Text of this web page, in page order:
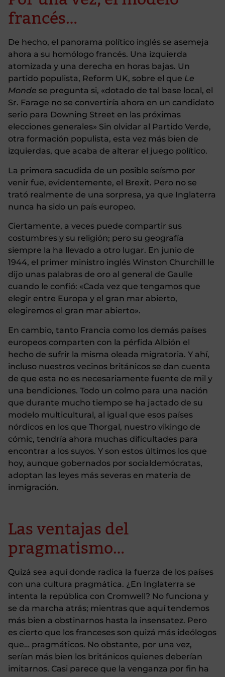
francés…
De hecho, el panorama político inglés se asemeja
ahora a su homólogo francés. Una izquierda
atomizada y una derecha en horas bajas. Un
partido populista, Reform UK, sobre el que Le
Monde se pregunta si, «dotado de tal base local, el
Sr. Farage no se convertiría ahora en un candidato
serio para Downing Street en las próximas
elecciones generales» Sin olvidar al Partido Verde,
otra formación populista, esta vez más bien de
izquierdas, que acaba de alterar el juego político.
La primera sacudida de un posible seísmo por
venir fue, evidentemente, el Brexit. Pero no se
trató realmente de una sorpresa, ya que Inglaterra
nunca ha sido un país europeo.
Ciertamente, a veces puede compartir sus
costumbres y su religión; pero su geografía
siempre la ha llevado a otro lugar. En junio de
1944, el primer ministro inglés Winston Churchill le
dijo unas palabras de oro al general de Gaulle
cuando le confió: «Cada vez que tengamos que
elegir entre Europa y el gran mar abierto,
elegiremos el gran mar abierto».
En cambio, tanto Francia como los demás países
europeos comparten con la pérfida Albión el
hecho de sufrir la misma oleada migratoria. Y ahí,
incluso nuestros vecinos británicos se dan cuenta
de que esta no es necesariamente fuente de mil y
una bendiciones. Todo un colmo para una nación
que durante mucho tiempo se ha jactado de su
modelo multicultural, al igual que esos países
nórdicos en los que Thorgal, nuestro vikingo de
cómic, tendría ahora muchas dificultades para
encontrar a los suyos. Y son estos últimos los que
hoy, aunque gobernados por socialdemócratas,
adoptan las leyes más severas en materia de
inmigración.
Las ventajas del
pragmatismo…
Quizá sea aquí donde radica la fuerza de los países
con una cultura pragmática. ¿En Inglaterra se
intenta la república con Cromwell? No funciona y
se da marcha atrás; mientras que aquí tendemos
más bien a obstinarnos hasta la insensatez. Pero
es cierto que los franceses son quizá más ideólogos
que… pragmáticos. No obstante, por una vez,
serían más bien los británicos quienes deberían
imitarnos. Casi parece que la venganza por fin ha